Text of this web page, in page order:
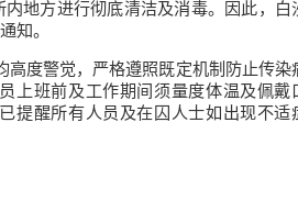
地方进行彻底清洁及消毒。因此，白
知。
度警觉，严格遵照既定机制防止传染
上班前及工作期间须量度体温及佩戴
提醒所有人员及在囚人士如出现不适